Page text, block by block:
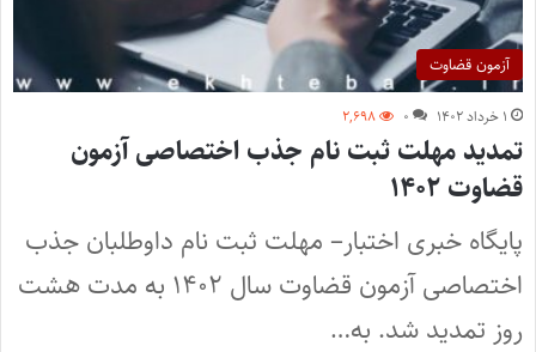
آزمون قضاوت
۱ خرداد ۱۴۰۲ ۰ ۲,۶۹۸
تمدید مهلت ثبت نام جذب اختصاصی آزمون
قضاوت ۱۴۰۲
پایگاه خبری اختبار– مهلت ثبت نام داوطلبان جذب
اختصاصی آزمون قضاوت سال ۱۴۰۲ به مدت هشت
روز تمدید شد. به…